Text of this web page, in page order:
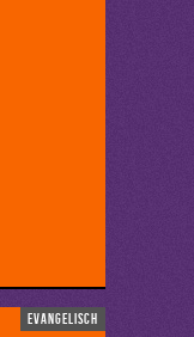
evangelisch